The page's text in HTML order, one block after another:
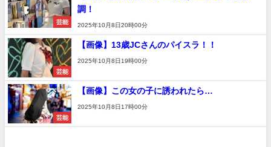
芸能
調！
2025年10月8日20時00分
芸能
【画像】13歳JCさんのパイスラ！！
2025年10月8日19時00分
芸能
【画像】この女の子に誘われたら…
2025年10月8日17時00分